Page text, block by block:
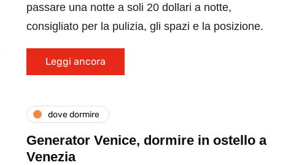
passare una notte a soli 20 dollari a notte,
consigliato per la pulizia, gli spazi e la posizione.
Leggi ancora
dove dormire
Generator Venice, dormire in ostello a
Venezia